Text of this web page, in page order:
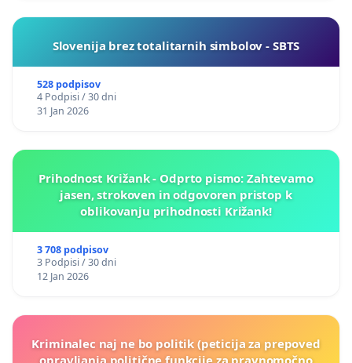
Slovenija brez totalitarnih simbolov - SBTS
528 podpisov
4 Podpisi / 30 dni
31 Jan 2026
Prihodnost Križank - Odprto pismo: Zahtevamo
jasen, strokoven in odgovoren pristop k
oblikovanju prihodnosti Križank!
3 708 podpisov
3 Podpisi / 30 dni
12 Jan 2026
Kriminalec naj ne bo politik (peticija za prepoved